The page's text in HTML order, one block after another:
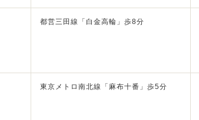
都営三田線「白金高輪」歩8分
東京メトロ南北線「麻布十番」歩5分